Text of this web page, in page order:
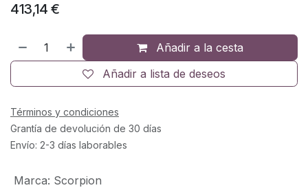
413,14 €
Añadir a la cesta
Añadir a lista de deseos
Términos y condiciones
Grantía de devolución de 30 días
Envío: 2-3 días laborables
Marca: Scorpion